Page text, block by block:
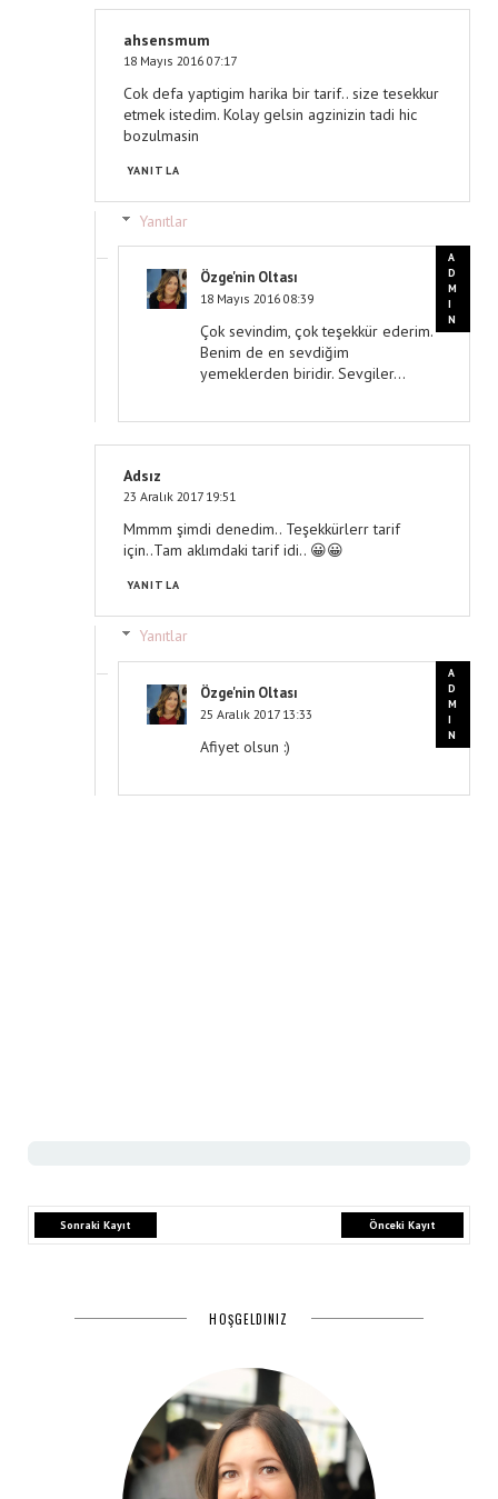
ahsensmum
18 Mayıs 2016 07:17
Cok defa yaptigim harika bir tarif.. size tesekkur
etmek istedim. Kolay gelsin agzinizin tadi hic
bozulmasin
YANITLA
Yanıtlar
Özge'nin Oltası
18 Mayıs 2016 08:39
Çok sevindim, çok teşekkür ederim.
Benim de en sevdiğim
yemeklerden biridir. Sevgiler...
Adsız
23 Aralık 2017 19:51
Mmmm şimdi denedim.. Teşekkürlerr tarif
için..Tam aklımdaki tarif idi.. 😀😀
YANITLA
Yanıtlar
Özge'nin Oltası
25 Aralık 2017 13:33
Afiyet olsun :)
Sonraki Kayıt Önceki Kayıt
HOŞGELDINIZ